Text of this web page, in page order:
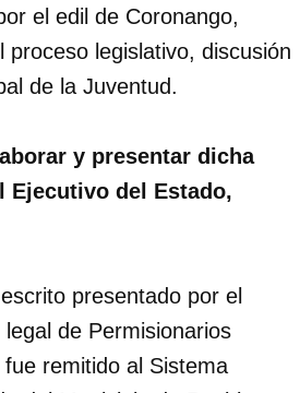
el edil de Coronango,
legislativo, discusión
de la Juventud.
y presentar dicha
Ejecutivo del Estado,
presentado por el
de Permisionarios
remitido al Sistema